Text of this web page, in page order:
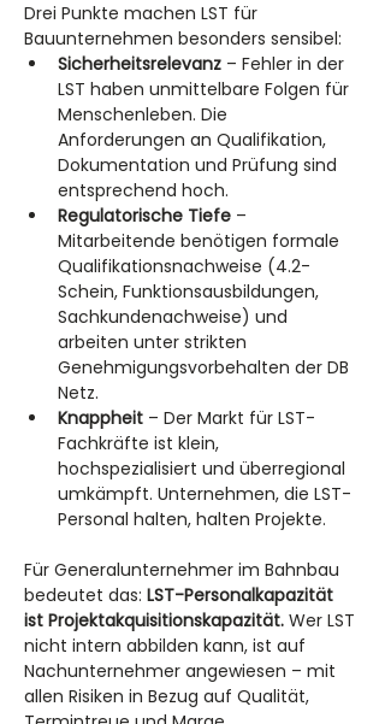
Drei Punkte machen LST für
Bauunternehmen besonders sensibel:
Sicherheitsrelevanz – Fehler in der
LST haben unmittelbare Folgen für
Menschenleben. Die
Anforderungen an Qualifikation,
Dokumentation und Prüfung sind
entsprechend hoch.
Regulatorische Tiefe –
Mitarbeitende benötigen formale
Qualifikationsnachweise (4.2-
Schein, Funktionsausbildungen,
Sachkundenachweise) und
arbeiten unter strikten
Genehmigungsvorbehalten der DB
Netz.
Knappheit – Der Markt für LST-
Fachkräfte ist klein,
hochspezialisiert und überregional
umkämpft. Unternehmen, die LST-
Personal halten, halten Projekte.
Für Generalunternehmer im Bahnbau
bedeutet das: LST-Personalkapazität
ist Projektakquisitionskapazität. Wer LST
nicht intern abbilden kann, ist auf
Nachunternehmer angewiesen – mit
allen Risiken in Bezug auf Qualität,